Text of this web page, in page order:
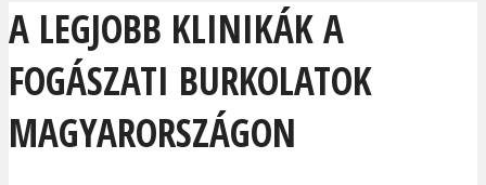
A LEGJOBB KLINIKÁK A
FOGÁSZATI BURKOLATOK
MAGYARORSZÁGON